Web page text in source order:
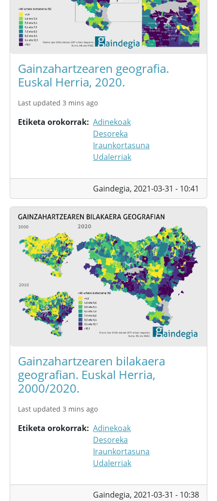
Gainzahartzearen geografia.
Euskal Herria, 2020.
Last updated 3 mins ago
Etiketa orokorrak Adinekoak
Desoreka
Iraunkortasuna
Udalerriak
Gaindegia, 2021-03-31 - 10:41
Gainzahartzearen bilakaera
geografian. Euskal Herria,
2000/2020.
Last updated 3 mins ago
Etiketa orokorrak Adinekoak
Desoreka
Iraunkortasuna
Udalerriak
Gaindegia, 2021-03-31 - 10:38